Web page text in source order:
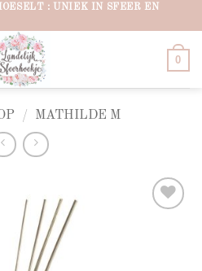
: UNIEK IN SFEER EN
0
/ MATHILDE M